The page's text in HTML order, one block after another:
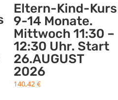
Eltern-Kind-Kurs
9-14 Monate.
Mittwoch 11:30 –
12:30 Uhr. Start
26.AUGUST
2026
140,42 €